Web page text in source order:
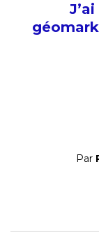
Par